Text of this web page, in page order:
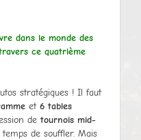
dans le monde des
ce quatrième
stratégiques ! Il faut
et 6 tables
de tournois mid-
de souffler. Mais